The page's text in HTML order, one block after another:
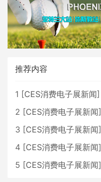
推荐内容
1 [CES消费电子展新闻]
2 [CES消费电子展新闻]
3 [CES消费电子展新闻]
4 [CES消费电子展新闻]
5 [CES消费电子展新闻]